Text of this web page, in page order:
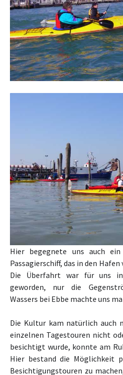
Hier begegnete uns auch ein
Passagierschiff, das in den
Die Überfahrt war für uns
geworden, nur die
Wassers bei Ebbe machte uns
Die Kultur kam natürlich auch
einzelnen Tagestouren nicht
besichtigt wurde, konnte am
Hier bestand die Möglichkeit
Besichtigungstouren zu